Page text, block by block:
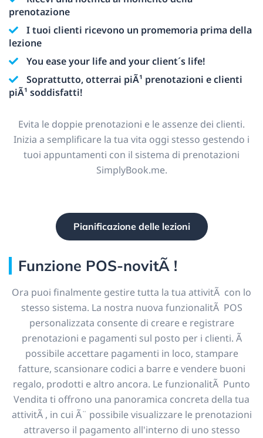
prenotazione
I tuoi clienti ricevono un promemoria prima della
lezione
You ease your life and your client´s life!
Soprattutto, otterrai piÃ¹ prenotazioni e clienti
piÃ¹ soddisfatti!
Evita le doppie prenotazioni e le assenze dei clienti.
Inizia a semplificare la tua vita oggi stesso gestendo i
tuoi appuntamenti con il sistema di prenotazioni
SimplyBook.me.
Pianificazione delle lezioni
Funzione POS-novitÃ !
Ora puoi finalmente gestire tutta la tua attivitÃ con lo
stesso sistema. La nostra nuova funzionalitÃ POS
personalizzata consente di creare e registrare
prenotazioni e pagamenti sul posto per i clienti. Ã
possibile accettare pagamenti in loco, stampare
fatture, scansionare codici a barre e vendere buoni
regalo, prodotti e altro ancora. Le funzionalitÃ Punto
Vendita ti offrono una panoramica concreta della tua
attivitÃ , in cui Ã¨ possibile visualizzare le prenotazioni
attraverso il pagamento all'interno di uno stesso